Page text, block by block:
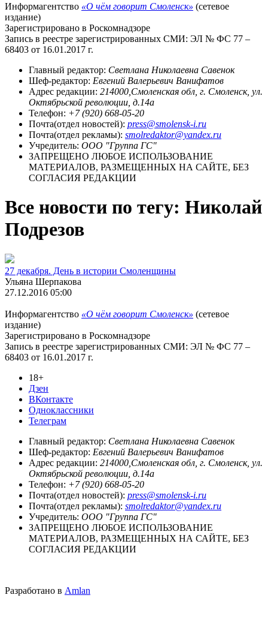
Информагентство «О чём говорит Смоленск» (сетевое
издание)
Зарегистрировано в Роскомнадзоре
Запись в реестре зарегистрированных СМИ: ЭЛ № ФС 77 –
68403 от 16.01.2017 г.
Главный редактор: Светлана Николаевна Савенок
Шеф-редактор: Евгений Валерьевич Ванифатов
Адрес редакции: 214000,Смоленская обл, г. Смоленск, ул.
Октябрьской революции, д.14а
Телефон: +7 (920) 668-05-20
Почта(отдел новостей): press@smolensk-i.ru
Почта(отдел рекламы): smolredaktor@yandex.ru
Учредитель: ООО "Группа ГС"
ЗАПРЕЩЕНО ЛЮБОЕ ИСПОЛЬЗОВАНИЕ
МАТЕРИАЛОВ, РАЗМЕЩЕННЫХ НА САЙТЕ, БЕЗ
СОГЛАСИЯ РЕДАКЦИИ
Все новости по тегу: Николай
Подрезов
27 декабря. День в истории Смоленщины
Ульяна Шерпакова
27.12.2016 05:00
Информагентство «О чём говорит Смоленск» (сетевое
издание)
Зарегистрировано в Роскомнадзоре
Запись в реестре зарегистрированных СМИ: ЭЛ № ФС 77 –
68403 от 16.01.2017 г.
18+
Дзен
ВКонтакте
Одноклассники
Телеграм
Главный редактор: Светлана Николаевна Савенок
Шеф-редактор: Евгений Валерьевич Ванифатов
Адрес редакции: 214000,Смоленская обл, г. Смоленск, ул.
Октябрьской революции, д.14а
Телефон: +7 (920) 668-05-20
Почта(отдел новостей): press@smolensk-i.ru
Почта(отдел рекламы): smolredaktor@yandex.ru
Учредитель: ООО "Группа ГС"
ЗАПРЕЩЕНО ЛЮБОЕ ИСПОЛЬЗОВАНИЕ
МАТЕРИАЛОВ, РАЗМЕЩЕННЫХ НА САЙТЕ, БЕЗ
СОГЛАСИЯ РЕДАКЦИИ
Разработано в Amlan